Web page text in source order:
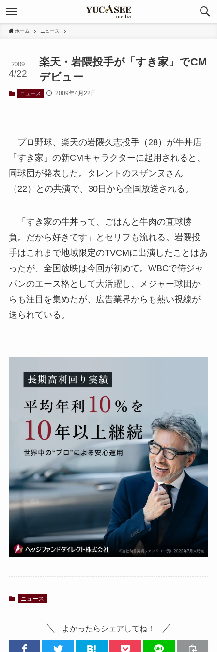
ホーム ニュース
楽天・岩隈投手が「すき家」でCM
デビュー
2009
4/22
ニュース 2009年4月22日
プロ野球、楽天の岩隈久志投手（28）が牛丼店
「すき家」の新CMキャラクターに起用されると、
同球団が発表した。タレントのスザンヌさん
（22）との共演で、30日から全国放送される。
「すき家の牛丼って、ごはんと牛肉の直球勝
負。だから好きです」とセリフも流れる。岩隈投
手はこれまで地域限定のTVCMに出演したことはあ
ったが、全国放映は今回が初めて。WBCで侍ジャ
パンのエース格として大活躍し、メジャー球団か
らも注目を集めたが、広告業界からも熱い視線が
送られている。
ニュース
よかったらシェアしてね！